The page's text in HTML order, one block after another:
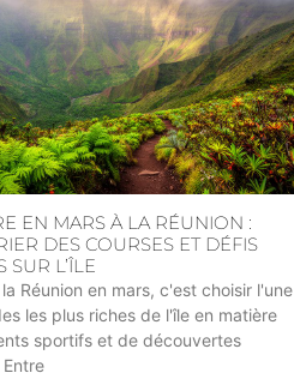
EN MARS À LA RÉUNION :
DES COURSES ET DÉFIS
SUR L’ÎLE
Réunion en mars, c'est choisir l'une
les plus riches de l'île en matière
sportifs et de découvertes